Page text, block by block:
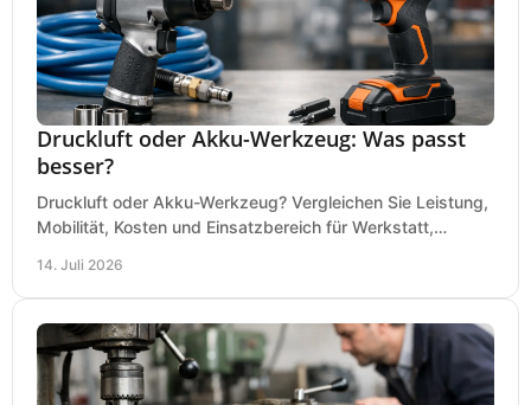
Druckluft oder Akku-Werkzeug: Was passt
besser?
Druckluft oder Akku-Werkzeug? Vergleichen Sie Leistung,
Mobilität, Kosten und Einsatzbereich für Werkstatt,
14. Juli 2026